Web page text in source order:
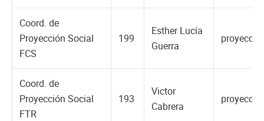
Coord. de
Proyección Social
FCS
199
Esther Lucía
Guerra
Coord. de
Proyección Social
FTR
193
Victor
Cabrera